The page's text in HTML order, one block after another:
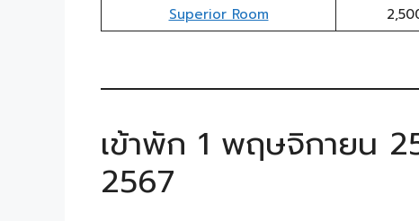
Superior Room
เข้าพัก 1 พฤษจิกายน
2567